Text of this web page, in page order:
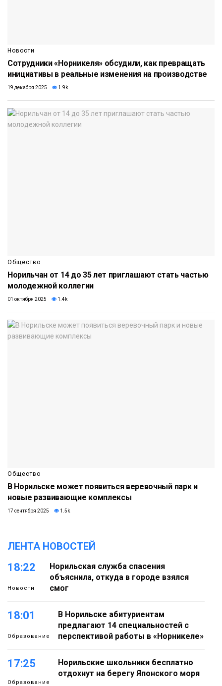
Новости
Сотрудники «Норникеля» обсудили, как превращать
инициативы в реальные изменения на производстве
19 декабря 2025 1.9k
Общество
Норильчан от 14 до 35 лет приглашают стать частью
молодежной коллегии
01 октября 2025 1.4k
Общество
В Норильске может появиться веревочный парк и
новые развивающие комплексы
17 сентября 2025 1.5k
ЛЕНТА НОВОСТЕЙ
18:22
Новости
Норильская служба спасения
объяснила, откуда в городе взялся
смог
18:01
Образование
В Норильске абитуриентам
предлагают 14 специальностей с
перспективой работы в «Норникеле»
17:25
Образование
Норильские школьники бесплатно
отдохнут на берегу Японского моря